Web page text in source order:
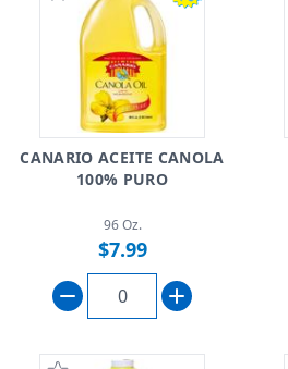
CANARIO ACEITE CANOLA
100% PURO
96 Oz.
$7.99